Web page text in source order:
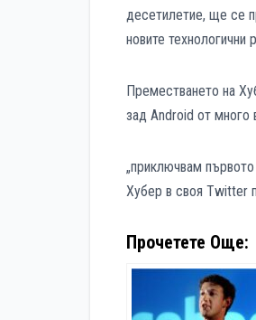
десетилетие, ще се
новите
Преместването на
зад Android от
„приключвам
Хубер в своя Twitter
Прочетете Още: